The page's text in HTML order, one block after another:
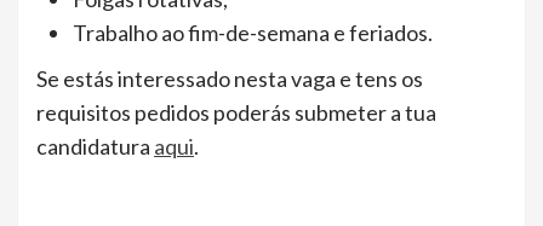
Trabalho ao fim-de-semana e feriados.
Se estás interessado nesta vaga e tens os
requisitos pedidos poderás submeter a tua
candidatura aqui.